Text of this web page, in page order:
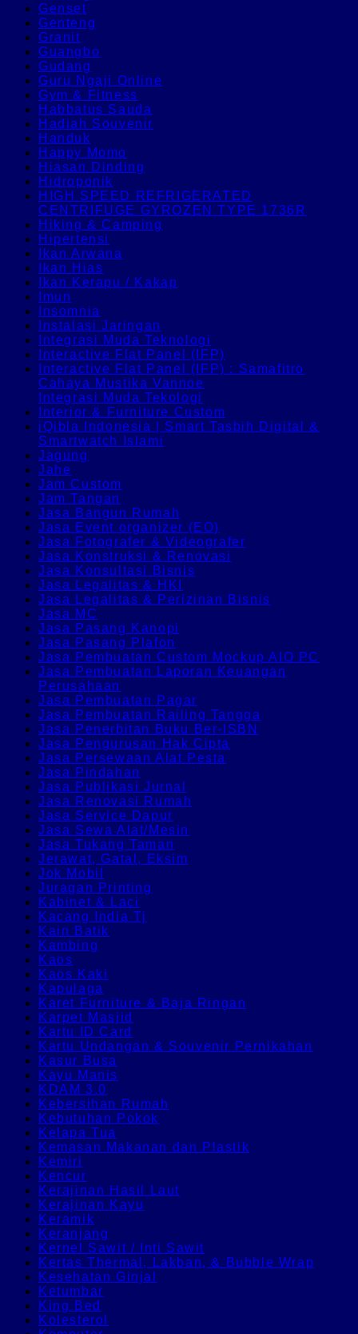
Genset
Genteng
Granit
Guangbo
Gudang
Guru Ngaji Online
Gym & Fitness
Habbatus Sauda
Hadiah Souvenir
Handuk
Happy Momo
Hiasan Dinding
Hidroponik
HIGH SPEED REFRIGERATED
CENTRIFUGE GYROZEN TYPE 1736R
Hiking & Camping
Hipertensi
Ikan Arwana
Ikan Hias
Ikan Kerapu / Kakap
Imun
Insomnia
Instalasi Jaringan
Integrasi Muda Teknologi
Interactive Flat Panel (IFP)
Interactive Flat Panel (IFP) : Samafitro
Cahaya Mustika Vannoe
Integrasi Muda Tekologi
Interior & Furniture Custom
iQibla Indonesia | Smart Tasbih Digital &
Smartwatch Islami
Jagung
Jahe
Jam Custom
Jam Tangan
Jasa Bangun Rumah
Jasa Event organizer (EO)
Jasa Fotografer & Videografer
Jasa Konstruksi & Renovasi
Jasa Konsultasi Bisnis
Jasa Legalitas & HKI
Jasa Legalitas & Perizinan Bisnis
Jasa MC
Jasa Pasang Kanopi
Jasa Pasang Plafon
Jasa Pembuatan Custom Mockup AIO PC
Jasa Pembuatan Laporan Keuangan
Perusahaan
Jasa Pembuatan Pagar
Jasa Pembuatan Railing Tangga
Jasa Penerbitan Buku Ber-ISBN
Jasa Pengurusan Hak Cipta
Jasa Persewaan Alat Pesta
Jasa Pindahan
Jasa Publikasi Jurnal
Jasa Renovasi Rumah
Jasa Service Dapur
Jasa Sewa Alat/Mesin
Jasa Tukang Taman
Jerawat, Gatal, Eksim
Jok Mobil
Juragan Printing
Kabinet & Laci
Kacang India Tj
Kain Batik
Kambing
Kaos
Kaos Kaki
Kapulaga
Karet Furniture & Baja Ringan
Karpet Masjid
Kartu ID Card
Kartu Undangan & Souvenir Pernikahan
Kasur Busa
Kayu Manis
KDAM 3.0
Kebersihan Rumah
Kebutuhan Pokok
Kelapa Tua
Kemasan Makanan dan Plastik
Kemiri
Kencur
Kerajinan Hasil Laut
Kerajinan Kayu
Keramik
Keranjang
Kernel Sawit / Inti Sawit
Kertas Thermal, Lakban, & Bubble Wrap
Kesehatan Ginjal
Ketumbar
King Bed
Kolesterol